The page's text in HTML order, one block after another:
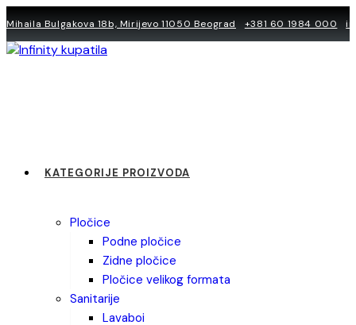
to
content
Mihaila Bulgakova 18b, Mirijevo 11050 Beograd +381 60 1984 000
KATEGORIJE PROIZVODA
pločice
podne pločice
zidne pločice
pločice velikog formata
sanitarije
lavaboi